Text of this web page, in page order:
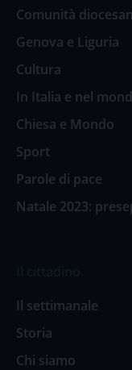
Comunità
Genova e Liguria
Cultura
In Italia e nel
Chiesa e Mondo
Sport
Parole di pace
Natale 2023:
Il settimanale
Storia
Chi siamo